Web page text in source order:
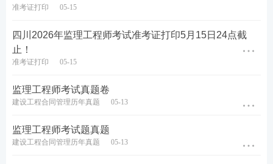
7、根据《中国人民共和国刑法》，工程监理单位违反
国家规定，降低工程质量标准，造成重大安全事故且
A.处三年以上七年以下有期徒刑并处罚金
B.处三年以上五年以下有期徒刑并处罚金
准考证打印 05-15
四川2026年监理工程师考试准考证打印5月15日24点截
止！
准考证打印 05-15
监理工程师考试真题卷
建设工程合同管理历年真题 05-13
监理工程师考试题真题
建设工程合同管理历年真题 05-13